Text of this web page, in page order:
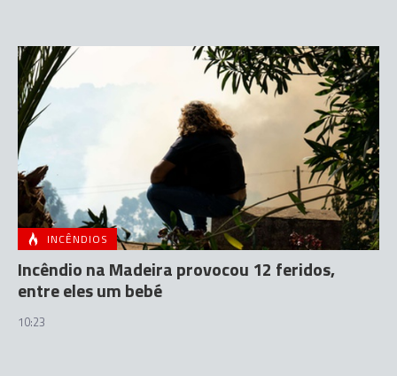
INCÊNDIOS
Incêndio na Madeira provocou 12 feridos,
entre eles um bebé
10:23